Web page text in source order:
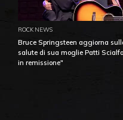
ROCK NEWS
Bruce Springsteen aggiorna
salute di sua moglie Patti
in remissione"